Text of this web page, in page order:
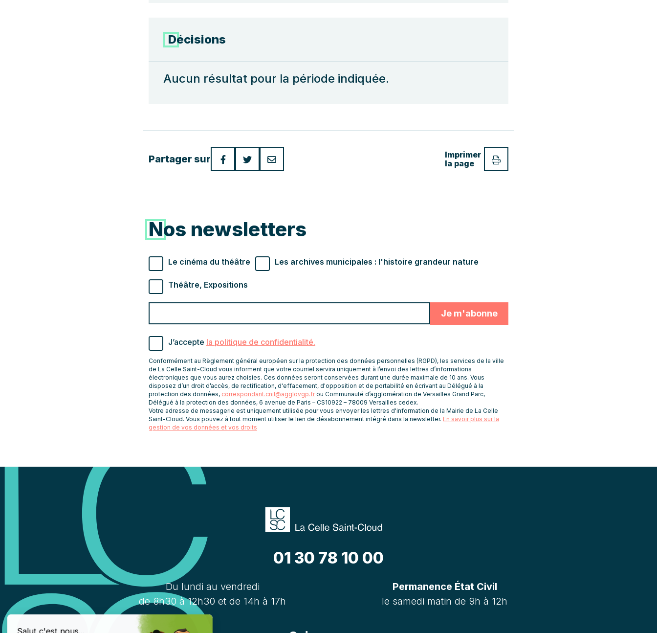
Décisions
Aucun résultat pour la période indiquée.
Partager sur
Imprimer
la page
Nos newsletters
Types de newsletter souhaités
Le cinéma du théâtre Les archives municipales : l'histoire grandeur nature
Théâtre, Expositions
recevoir
les
newsletters
J’accepte la politique de confidentialité.
Conformément au Règlement général européen sur la protection des données personnelles (RGPD), les services de la ville
de La Celle Saint-Cloud vous informent que votre courriel servira uniquement à l’envoi des lettres d’informations
électroniques que vous aurez choisies. Ces données seront conservées durant une durée maximale de 10 ans. Vous
disposez d’un droit d’accès, de rectification, d'effacement, d'opposition et de portabilité en écrivant au Délégué à la
protection des données, correspondant.cnil@agglovgp.frou Communauté d’agglomération de Versailles Grand Parc,
Délégué à la protection des données, 6 avenue de Paris – CS10922 – 78009 Versailles cedex.
Votre adresse de messagerie est uniquement utilisée pour vous envoyer les lettres d'information de la Mairie de La Celle
Saint-Cloud. Vous pouvez à tout moment utiliser le lien de désabonnement intégré dans la newsletter. En savoir plus sur la
gestion de vos données et vos droits
01 30 78 10 00
Du lundi au vendredi
de 8h30 à 12h30 et de 14h à 17h
Permanence État Civil
le samedi matin de 9h à 12h
Salut c'est nous...